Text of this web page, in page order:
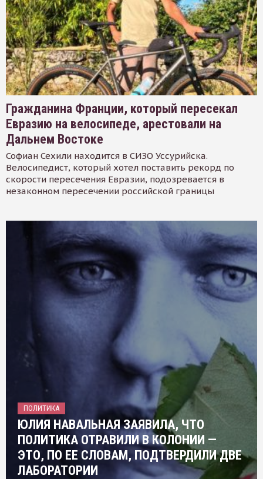
Гражданина Франции, который пересекал
Евразию на велосипеде, арестовали на
Дальнем Востоке
Софиан Сехили находится в СИЗО Уссурийска.
Велосипедист, который хотел поставить рекорд по
скорости пересечения Евразии, подозревается в
незаконном пересечении российской границы
ПОЛИТИКА
ЮЛИЯ НАВАЛЬНАЯ ЗАЯВИЛА, ЧТО
ПОЛИТИКА ОТРАВИЛИ В КОЛОНИИ —
ЭТО, ПО ЕЕ СЛОВАМ, ПОДТВЕРДИЛИ ДВЕ
ЛАБОРАТОРИИ